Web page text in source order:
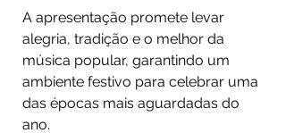
A apresentação promete levar
alegria, tradição e o melhor da
música popular, garantindo um
ambiente festivo para celebrar uma
das épocas mais aguardadas do
ano.